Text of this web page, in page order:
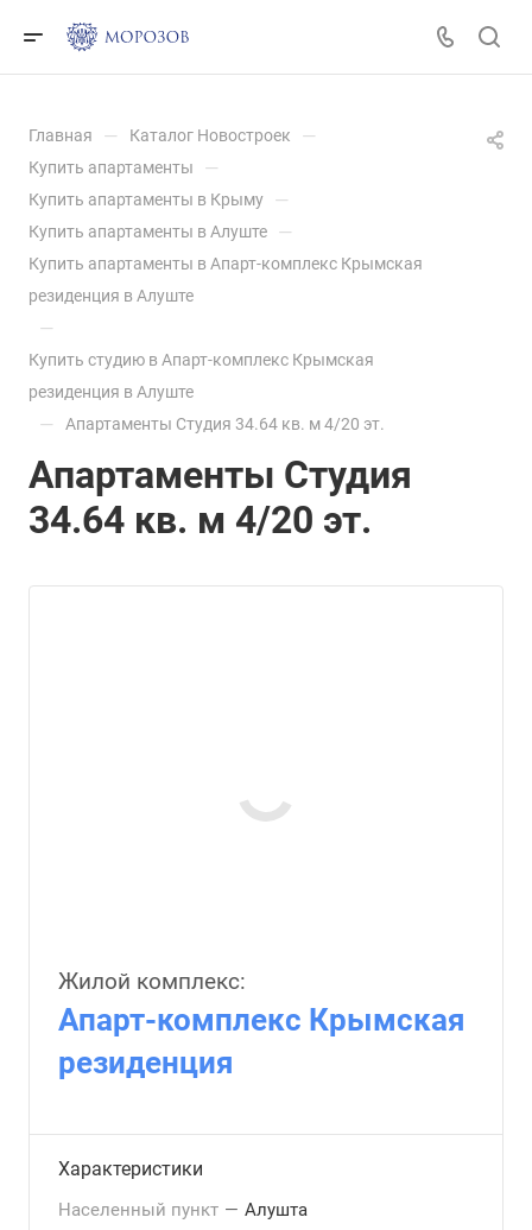
Главная — Каталог Новостроек —
Купить апартаменты —
Купить апартаменты в Крыму —
Купить апартаменты в Алуште —
Купить апартаменты в Апарт-комплекс Крымская
резиденция в Алуште
—
Купить студию в Апарт-комплекс Крымская
резиденция в Алуште
— Апартаменты Студия 34.64 кв. м 4/20 эт.
Апартаменты Студия
34.64 кв. м 4/20 эт.
Жилой комплекс:
Апарт-комплекс Крымская
резиденция
Характеристики
Населенный пункт — Алушта